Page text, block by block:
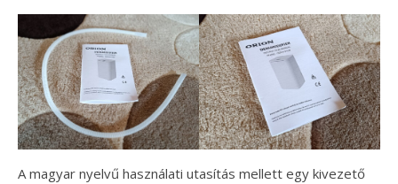
A magyar nyelvű használati utasítás mellett egy kivezető